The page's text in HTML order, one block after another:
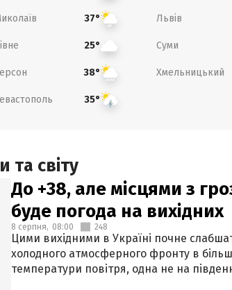
37° Львів
25° Суми
38° Хмельницький
35°
та світу
До +38, але місцями з
буде погода на вихідних
8 серпня, 08:00 248
Цими вихідними в Україні почне
холодного атмосферного фронту в
температури повітря, одна не на